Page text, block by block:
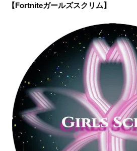
【Fortniteガールズスクリム】